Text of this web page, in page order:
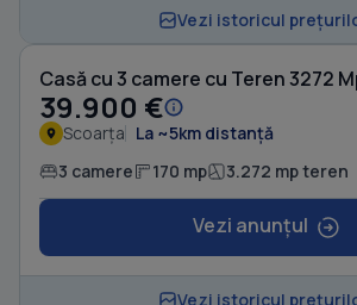
Vezi istoricul
Casă cu 3 camere cu Teren 3272
39.900 €
Scoarța La ~5km distanță
3 camere 170 mp 3.272 mp teren
Vezi anunțul
Vezi istoricul